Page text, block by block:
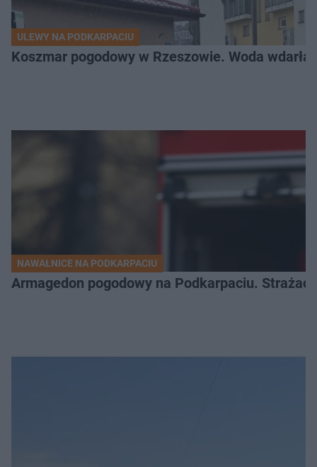
ULEWY NA PODKARPACIU
Koszmar pogodowy w Rzeszowie. Woda
NAWAŁNICE NA PODKARPACIU
Armagedon pogodowy na Podkarpaciu.